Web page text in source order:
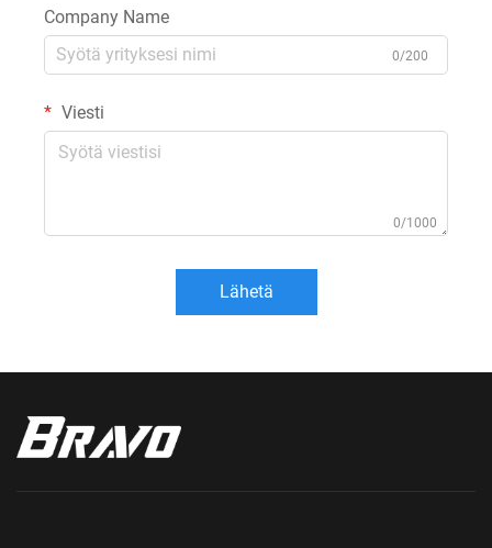
Company Name
0/200
Viesti
0/1000
Lähetä